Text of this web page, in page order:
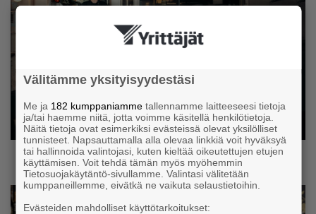
Välitämme yksityisyydestäsi
Me ja 182 kumppaniammetallennamme laitteeseesi tietoja
ja/tai haemme niitä, jotta voimme käsitellä henkilötietoja.
Näitä tietoja ovat esimerkiksi evästeissä olevat yksilölliset
tunnisteet. Napsauttamalla alla olevaa linkkiä voit hyväksyä
tai hallinnoida valintojasi, kuten kieltää oikeutettujen etujen
käyttämisen. Voit tehdä tämän myös myöhemmin
Tietosuojakäytäntö-sivullamme. Valintasi välitetään
kumppaneillemme, eivätkä ne vaikuta selaustietoihin.
Evästeiden mahdolliset käyttötarkoitukset: